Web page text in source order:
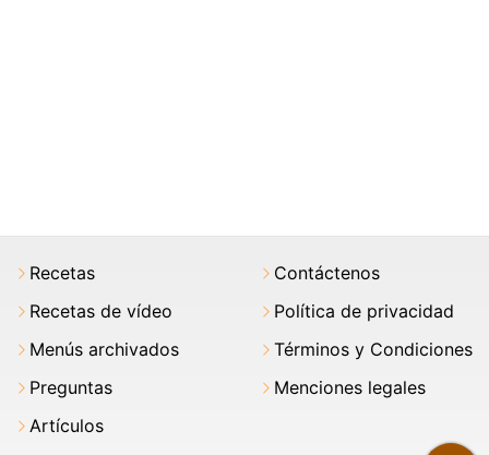
Recetas
Recetas de vídeo
Menús archivados
Preguntas
Artículos
Contáctenos
Política de privacidad
Términos y Condiciones
Menciones legales